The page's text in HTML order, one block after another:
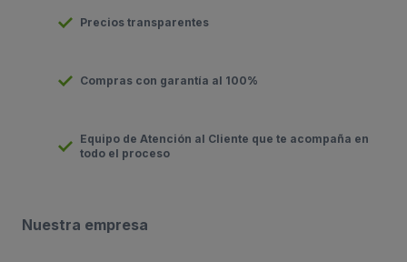
Precios transparentes
Compras con garantía al 100%
Equipo de Atención al Cliente que te acompaña en
todo el proceso
Nuestra empresa